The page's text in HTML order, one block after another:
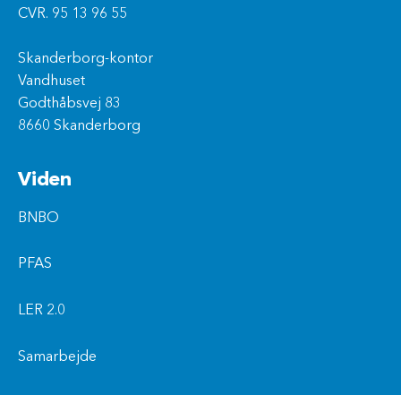
CVR. 95 13 96 55
Skanderborg-kontor
Vandhuset
Godthåbsvej 83
8660 Skanderborg
Viden
BNBO
PFAS
LER 2.0
Samarbejde